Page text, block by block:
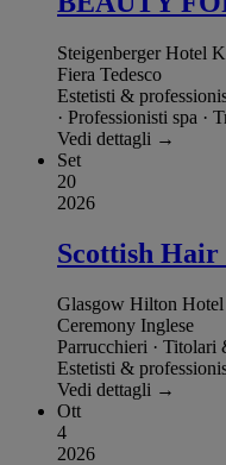
Steigenberger Hotel
Fiera Tedesco
Estetisti &
· Professionisti spa ·
Vedi dettagli →
Set
20
2026
Scottish Hair
Glasgow Hilton Hotel
Ceremony Inglese
Parrucchieri · Titolari
Estetisti &
Vedi dettagli →
Ott
4
2026